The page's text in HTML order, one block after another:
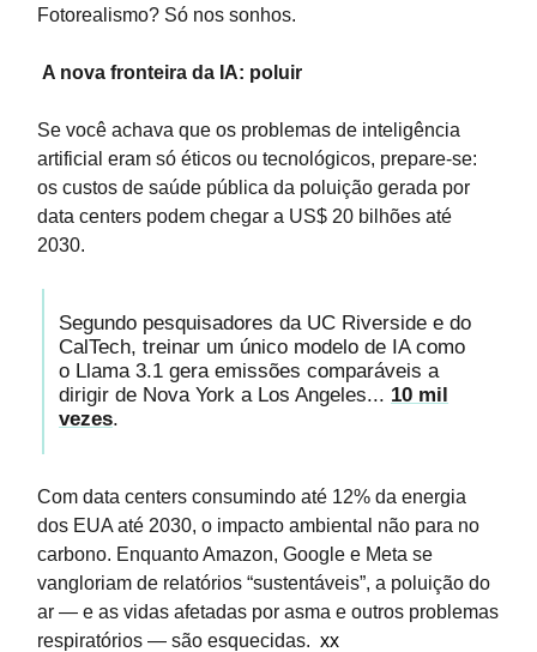
Fotorealismo? Só nos sonhos.
A nova fronteira da IA: poluir
Se você achava que os problemas de inteligência
artificial eram só éticos ou tecnológicos, prepare-se:
os custos de saúde pública da poluição gerada por
data centers podem chegar a US$ 20 bilhões até
2030.
Segundo pesquisadores da UC Riverside e do
CalTech, treinar um único modelo de IA como
o Llama 3.1 gera emissões comparáveis a
dirigir de Nova York a Los Angeles... 10 mil
vezes.
Com data centers consumindo até 12% da energia
dos EUA até 2030, o impacto ambiental não para no
carbono. Enquanto Amazon, Google e Meta se
vangloriam de relatórios “sustentáveis”, a poluição do
ar — e as vidas afetadas por asma e outros problemas
respiratórios — são esquecidas. xx